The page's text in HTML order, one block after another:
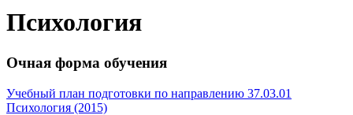
Психология
Очная форма обучения
Учебный план подготовки по направлению 37.03.01
Психология (2015)